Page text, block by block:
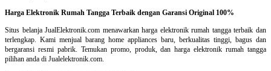
Harga Elektronik Rumah Tangga Terbaik dengan Garansi Original 100%
Situs belanjaJualElektronik.com menawarkan harga elektronik rumah tangga terbaik dan
terlengkap. Kami menjual barang home appliances baru, berkualitas tinggi, bagus dan
bergaransi resmi pabrik. Temukan promo, produk, dan harga elektronik rumah tangga
pilihan anda di Jualelektronik.com.